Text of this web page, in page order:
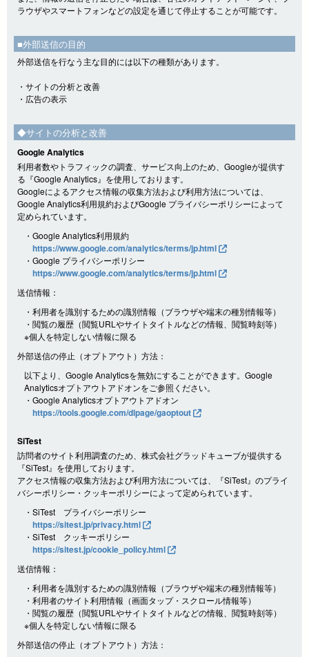
ラウザやスマートフォンなどの設定を通じて停止することが可能です。
■外部送信の目的
外部送信を行なう主な目的には以下の種類があります。
・サイトの分析と改善
・広告の表示
◆サイトの分析と改善
Google Analytics
利用者数やトラフィックの調査、サービス向上のため、Googleが提供す
る『Google Analytics』を使用しております。
Googleによるアクセス情報の収集方法および利用方法については、
Google Analytics利用規約およびGoogle プライバシーポリシーによって
定められています。
・Google Analytics利用規約
https://www.google.com/analytics/terms/jp.html
・Google プライバシーポリシー
https://www.google.com/analytics/terms/jp.html
送信情報：
・利用者を識別するための識別情報（ブラウザや端末の種別情報等）
・閲覧の履歴（閲覧URLやサイトタイトルなどの情報、閲覧時刻等）
※個人を特定しない情報に限る
外部送信の停止（オプトアウト）方法：
以下より、Google Analyticsを無効にすることができます。Google
Analyticsオプトアウトアドオンをご参照ください。
・Google Analyticsオプトアウトアドオン
https://tools.google.com/dlpage/gaoptout
SiTest
訪問者のサイト利用調査のため、株式会社グラッドキューブが提供する
『SiTest』を使用しております。
アクセス情報の収集方法および利用方法については、『SiTest』のプライ
バシーポリシー・クッキーポリシーによって定められています。
・SiTest プライバシーポリシー
https://sitest.jp/privacy.html
・SiTest クッキーポリシー
https://sitest.jp/cookie_policy.html
送信情報：
・利用者を識別するための識別情報（ブラウザや端末の種別情報等）
・利用者のサイト利用情報（画面タップ・スクロール情報等）
・閲覧の履歴（閲覧URLやサイトタイトルなどの情報、閲覧時刻等）
※個人を特定しない情報に限る
外部送信の停止（オプトアウト）方法：